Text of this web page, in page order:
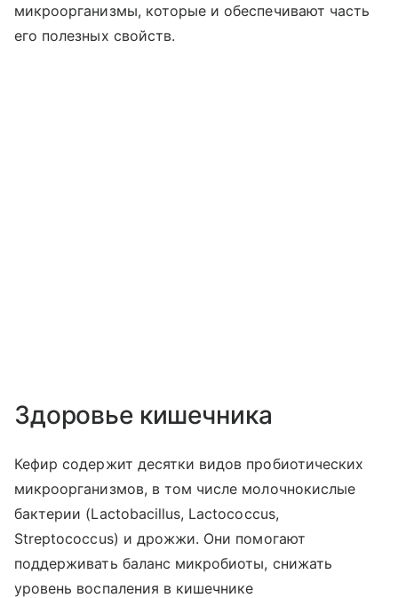
микроорганизмы, которые и обеспечивают часть
его полезных свойств.
Здоровье кишечника
Кефир содержит десятки видов пробиотических
микроорганизмов, в том числе молочнокислые
бактерии (Lactobacillus, Lactococcus,
Streptococcus) и дрожжи. Они помогают
поддерживать баланс микробиоты, снижать
уровень воспаления в кишечнике